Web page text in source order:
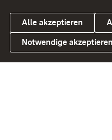
Link zum Landesportal
Alle akzeptieren
Notwendige akzeptieren